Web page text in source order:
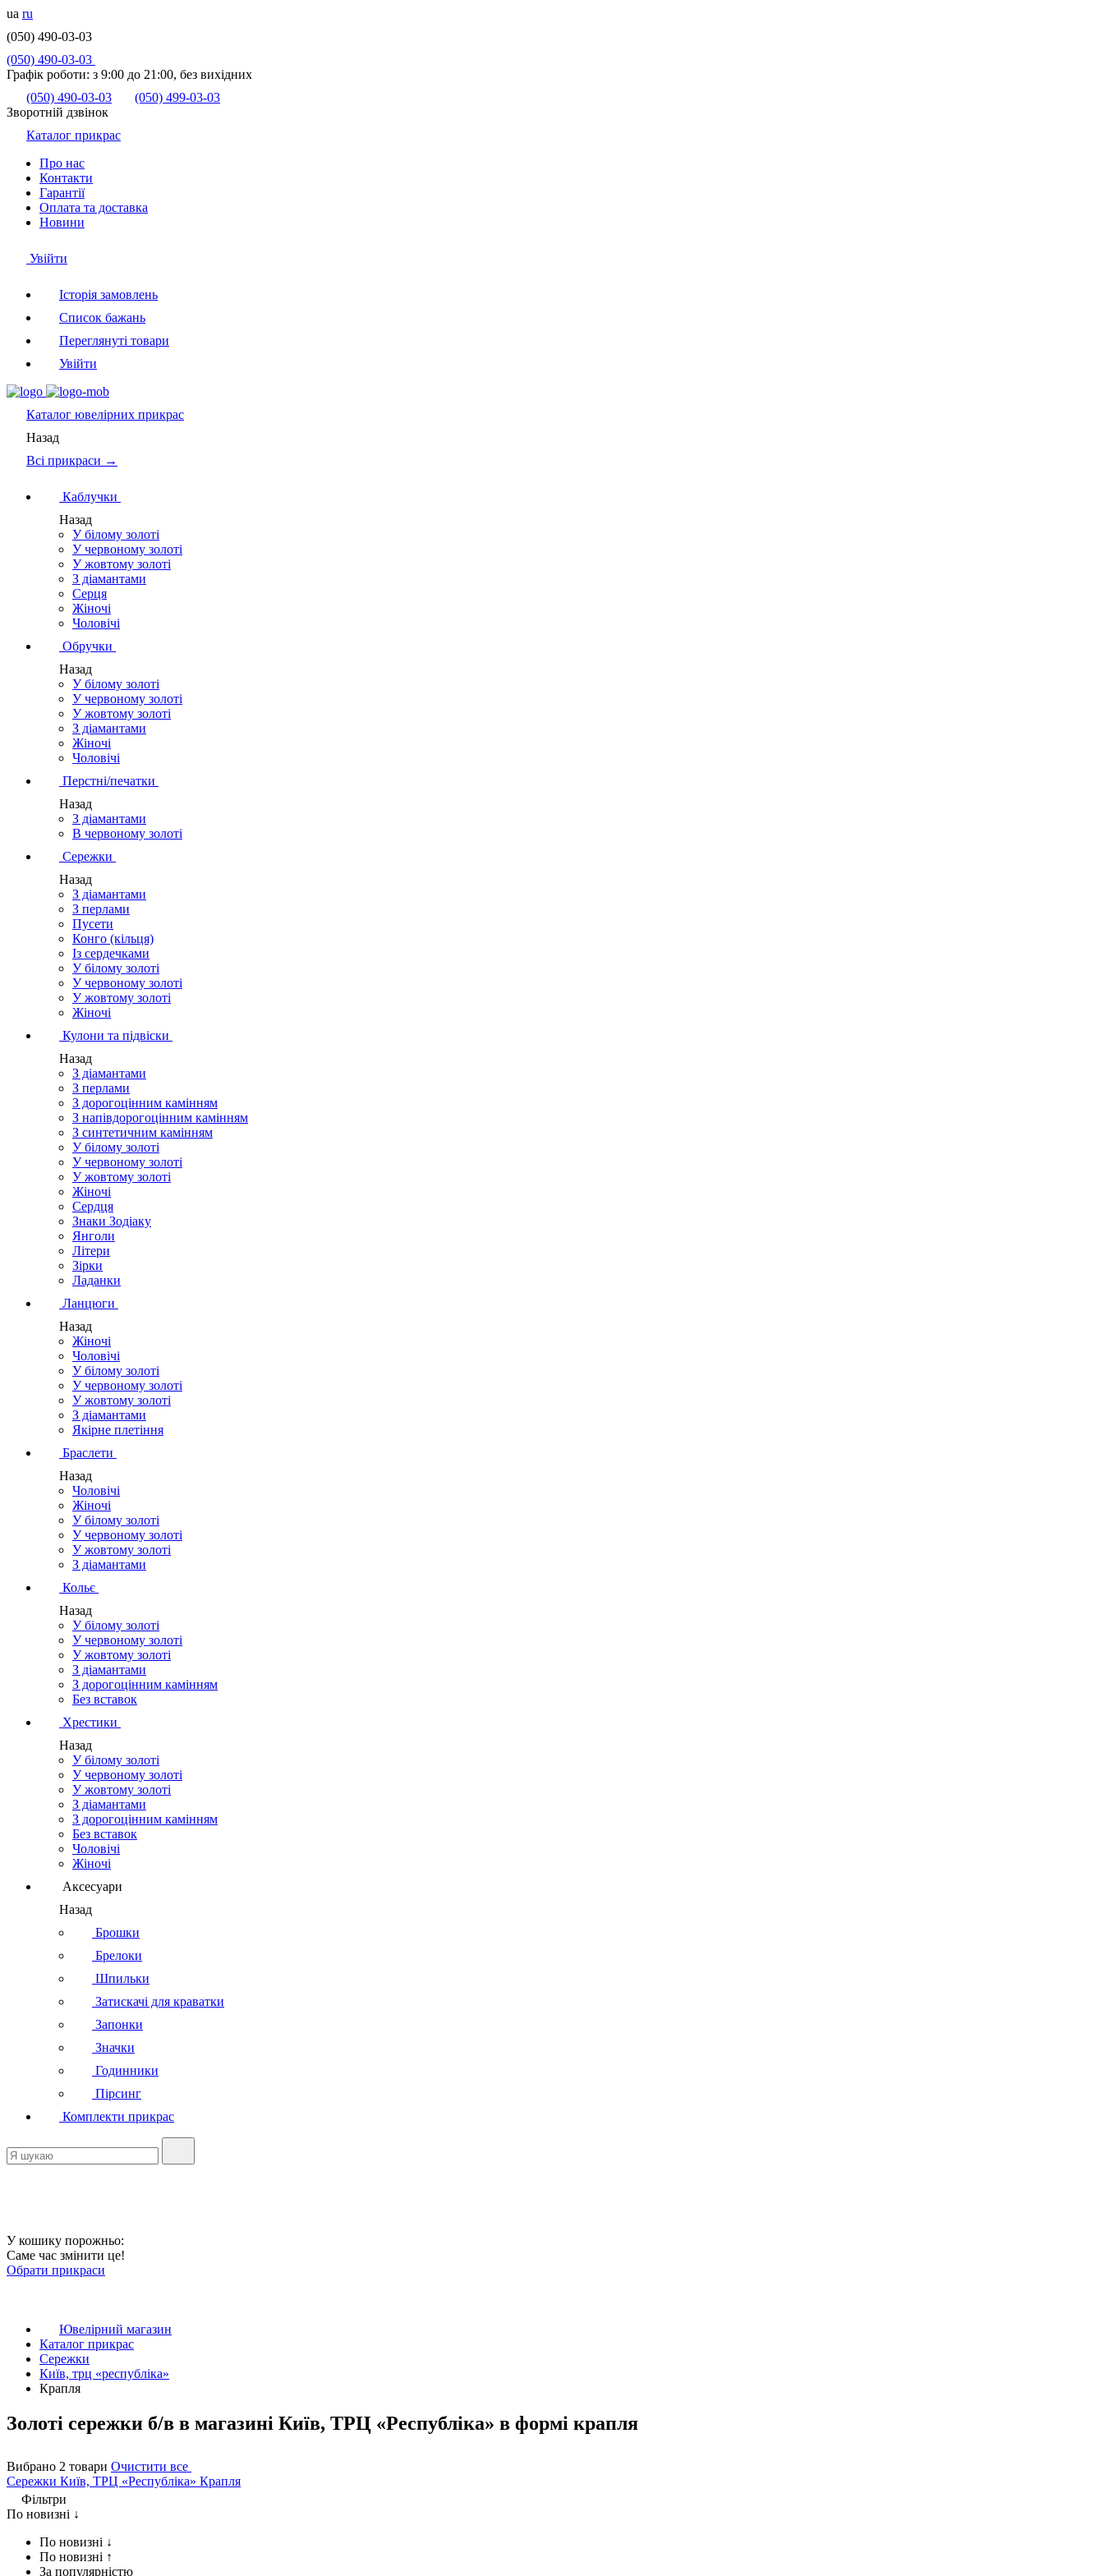
ua ru
(050) 490-03-03
(050) 490-03-03
Графік роботи: з 9:00 до 21:00, без вихідних
(050) 490-03-03
(050) 499-03-03
Зворотній дзвінок
Каталог прикрас
Про нас
Контакти
Гарантії
Оплата та доставка
Новини
Увійти
Історія замовлень
Список бажань
Переглянуті товари
Увійти
Каталог ювелірних прикрас
Назад
Всі прикраси →
Каблучки
Назад
У білому золоті
У червоному золоті
У жовтому золоті
З діамантами
Серця
Жіночі
Чоловічі
Обручки
Назад
У білому золоті
У червоному золоті
У жовтому золоті
З діамантами
Жіночі
Чоловічі
Перстні/печатки
Назад
З діамантами
В червоному золоті
Сережки
Назад
З діамантами
З перлами
Пусети
Конго (кільця)
Із сердечками
У білому золоті
У червоному золоті
У жовтому золоті
Жіночі
Кулони та підвіски
Назад
З діамантами
З перлами
З дорогоцінним камінням
З напівдорогоцінним камінням
З синтетичним камінням
У білому золоті
У червоному золоті
У жовтому золоті
Жіночі
Сердця
Знаки Зодіаку
Янголи
Літери
Зірки
Ладанки
Ланцюги
Назад
Жіночі
Чоловічі
У білому золоті
У червоному золоті
У жовтому золоті
З діамантами
Якірне плетіння
Браслети
Назад
Чоловічі
Жіночі
У білому золоті
У червоному золоті
У жовтому золоті
З діамантами
Кольє
Назад
У білому золоті
У червоному золоті
У жовтому золоті
З діамантами
З дорогоцінним камінням
Без вставок
Хрестики
Назад
У білому золоті
У червоному золоті
У жовтому золоті
З діамантами
З дорогоцінним камінням
Без вставок
Чоловічі
Жіночі
Аксесуари
Назад
Брошки
Брелоки
Шпильки
Затискачі для краватки
Запонки
Значки
Годинники
Пірсинг
Комплекти прикрас
У кошику порожньо:
Саме час змінити це!
Обрати прикраси
Ювелірний магазин
Каталог прикрас
Сережки
Київ, трц «республіка»
Крапля
Золоті сережки б/в в магазині Київ, ТРЦ «Республіка» в формі крапля
Вибрано 2 товари Очистити все
Сережки Київ, ТРЦ «Республіка» Крапля
Фільтри
По новизні ↓
По новизні ↓
По новизні ↑
За популярністю